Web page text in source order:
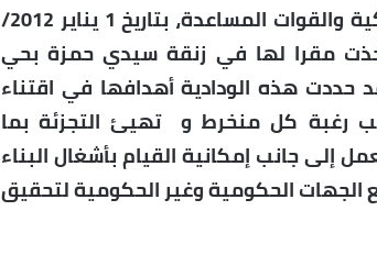
تأسست ودادية متقاعدي القوات المسلحة الملكية والقوات المساعدة، بتاريخ 1 يناير 2012/
الحريات العامة 1.58.376 و اتخذت مقرا لها في زنقة سيدي حمزة بحي
حددت هذه الودادية أهدافها في اقتناء
رغبة كل منخرط و تهيئ التجزئة بما
إلى جانب إمكانية القيام بأشغال البناء
الجهات الحكومية وغير الحكومية لتحقيق